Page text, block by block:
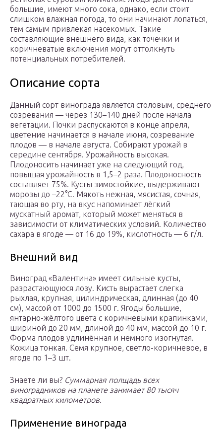
большие, имеют много сока, однако, если стоит
слишком влажная погода, то они начинают лопаться,
тем самым привлекая насекомых. Такие
составляющие внешнего вида, как точечки и
коричневатые включения могут оттолкнуть
потенциальных потребителей.
Описание сорта
Данный сорт винограда является столовым, среднего
созревания — через 130–140 дней после начала
вегетации. Почки распускаются в конце апреля,
цветение начинается в начале июня, созревание
плодов — в начале августа. Собирают урожай в
середине сентября. Урожайность высокая.
Плодоносить начинает уже на следующий год,
повышая урожайность в 1,5–2 раза. Плодоносность
составляет 75%. Кусты зимостойкие, выдерживают
морозы до –22°C. Мякоть нежная, мясистая, сочная,
тающая во рту, на вкус напоминает лёгкий
мускатный аромат, который может меняться в
зависимости от климатических условий. Количество
сахара в ягоде — от 16 до 19%, кислотность — 6 г/л.
Внешний вид
Виноград «Валентина» имеет сильные кусты,
разрастающуюся лозу. Кисть вырастает слегка
рыхлая, крупная, цилиндрическая, длинная (до 40
см), массой от 1000 до 1500 г. Ягоды большие,
янтарно-жёлтого цвета с коричневыми крапинками,
шириной до 20 мм, длиной до 40 мм, массой до 10 г.
Форма плодов удлинённая и немного изогнутая.
Кожица тонкая. Семя крупное, светло-коричневое, в
ягоде по 1–3 шт.
Знаете ли вы? Суммарная полщадь всех
виноградников на планете занимает 80 тысяч
квадратных километров.
Применение винограда